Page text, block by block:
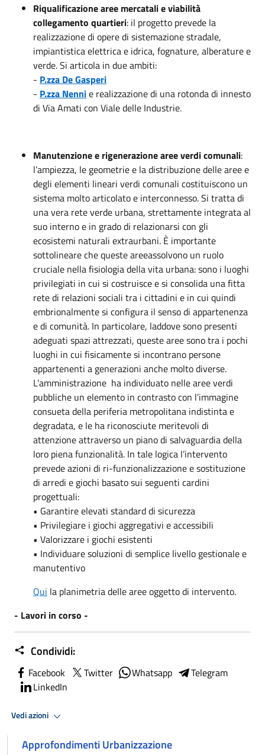
Riqualificazione aree mercatali e viabilità
collegamento quartieri: il progetto prevede la
realizzazione di opere di sistemazione stradale,
impiantistica elettrica e idrica, fognature, alberature e
verde. Si articola in due ambiti:
- P.zza De Gasperi
- P.zza Nennie realizzazione di una rotonda di innesto
di Via Amati con Viale delle Industrie.
Manutenzione e rigenerazione aree verdi comunali:
l’ampiezza, le geometrie e la distribuzione delle aree e
degli elementi lineari verdi comunali costituiscono un
sistema molto articolato e interconnesso. Si tratta di
una vera rete verde urbana, strettamente integrata al
suo interno e in grado di relazionarsi con gli
ecosistemi naturali extraurbani. È importante
sottolineare che queste areeassolvono un ruolo
cruciale nella fisiologia della vita urbana: sono i luoghi
privilegiati in cui si costruisce e si consolida una fitta
rete di relazioni sociali tra i cittadini e in cui quindi
embrionalmente si configura il senso di appartenenza
e di comunità. In particolare, laddove sono presenti
adeguati spazi attrezzati, queste aree sono tra i pochi
luoghi in cui fisicamente si incontrano persone
appartenenti a generazioni anche molto diverse.
L’amministrazione ha individuato nelle aree verdi
pubbliche un elemento in contrasto con l’immagine
consueta della periferia metropolitana indistinta e
degradata, e le ha riconosciute meritevoli di
attenzione attraverso un piano di salvaguardia della
loro piena funzionalità. In tale logica l’intervento
prevede azioni di ri-funzionalizzazione e sostituzione
di arredi e giochi basato sui seguenti cardini
progettuali:
• Garantire elevati standard di sicurezza
• Privilegiare i giochi aggregativi e accessibili
• Valorizzare i giochi esistenti
• Individuare soluzioni di semplice livello gestionale e
manutentivo
Qui la planimetria delle aree oggetto di intervento.
- Lavori in corso -
Condividi:
Facebook Twitter Whatsapp
Telegram
LinkedIn
Vedi azioni
Approfondimenti Urbanizzazione